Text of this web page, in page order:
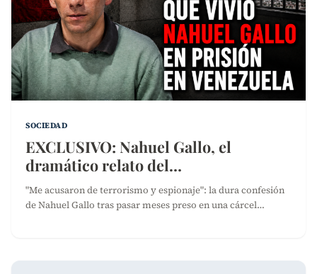
SOCIEDAD
EXCLUSIVO: Nahuel Gallo, el
dramático relato del…
"Me acusaron de terrorismo y espionaje": la dura confesión
de Nahuel Gallo tras pasar meses preso en una cárcel…